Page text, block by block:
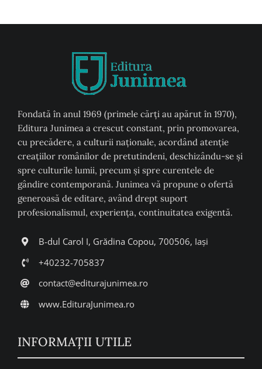
Fondată în anul 1969 (primele cărți au apărut în 1970),
Editura Junimea a crescut constant, prin promovarea,
cu precădere, a culturii naţionale, acordând atenţie
creaţiilor românilor de pretutindeni, deschizându-se şi
spre culturile lumii, precum şi spre curentele de
gândire contemporană. Junimea vă propune o ofertă
generoasă de editare, având drept suport
profesionalismul, experiența, continuitatea exigentă.
B-dul Carol I, Grădina Copou, 700506, Iași
+40232-705837
contact@editurajunimea.ro
www.EdituraJunimea.ro
INFORMAŢII UTILE